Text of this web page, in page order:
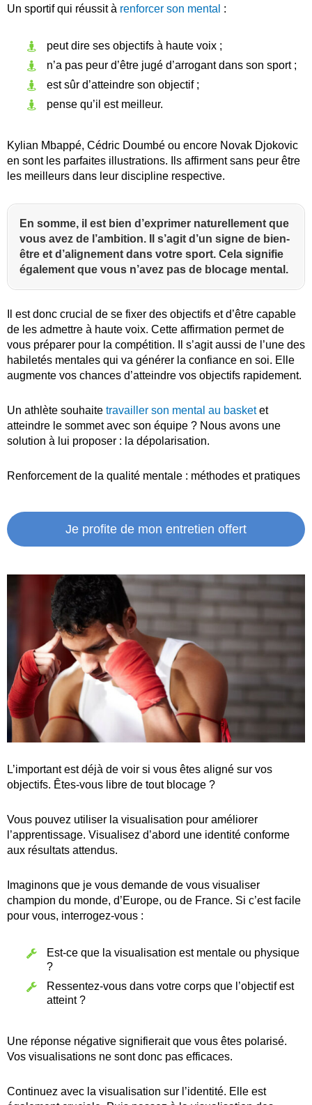
Un sportif qui réussit à renforcer son mental :
peut dire ses objectifs à haute voix ;
n’a pas peur d’être jugé d’arrogant dans son sport ;
est sûr d’atteindre son objectif ;
pense qu’il est meilleur.
Kylian Mbappé, Cédric Doumbé ou encore Novak Djokovic
en sont les parfaites illustrations. Ils affirment sans peur être
les meilleurs dans leur discipline respective.
En somme, il est bien d’exprimer naturellement que
vous avez de l’ambition. Il s’agit d’un signe de bien-
être et d’alignement dans votre sport. Cela signifie
également que vous n’avez pas de blocage mental.
Il est donc crucial de se fixer des objectifs et d’être capable
de les admettre à haute voix. Cette affirmation permet de
vous préparer pour la compétition. Il s’agit aussi de l’une des
habiletés mentales qui va générer la confiance en soi. Elle
augmente vos chances d’atteindre vos objectifs rapidement.
Un athlète souhaite travailler son mental au basketet
atteindre le sommet avec son équipe ? Nous avons une
solution à lui proposer : la dépolarisation.
Renforcement de la qualité mentale : méthodes et pratiques
Je profite de mon entretien offert
L’important est déjà de voir si vous êtes aligné sur vos
objectifs. Êtes-vous libre de tout blocage ?
Vous pouvez utiliser la visualisation pour améliorer
l’apprentissage. Visualisez d’abord une identité conforme
aux résultats attendus.
Imaginons que je vous demande de vous visualiser
champion du monde, d’Europe, ou de France. Si c’est facile
pour vous, interrogez-vous :
Est-ce que la visualisation est mentale ou physique
?
Ressentez-vous dans votre corps que l’objectif est
atteint ?
Une réponse négative signifierait que vous êtes polarisé.
Vos visualisations ne sont donc pas efficaces.
Continuez avec la visualisation sur l’identité. Elle est